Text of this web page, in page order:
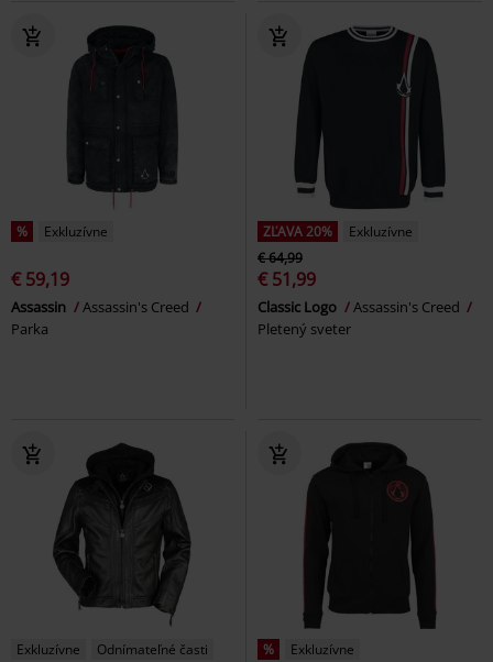
% Exkluzívne
€ 59,19
Assassin
Assassin's Creed
Parka
ZĽAVA 20%
Exkluzívne
€ 64,99
€ 51,99
Classic Logo
Assassin's Creed
Pletený sveter
Exkluzívne Odnímateľné časti % Exkluzívne